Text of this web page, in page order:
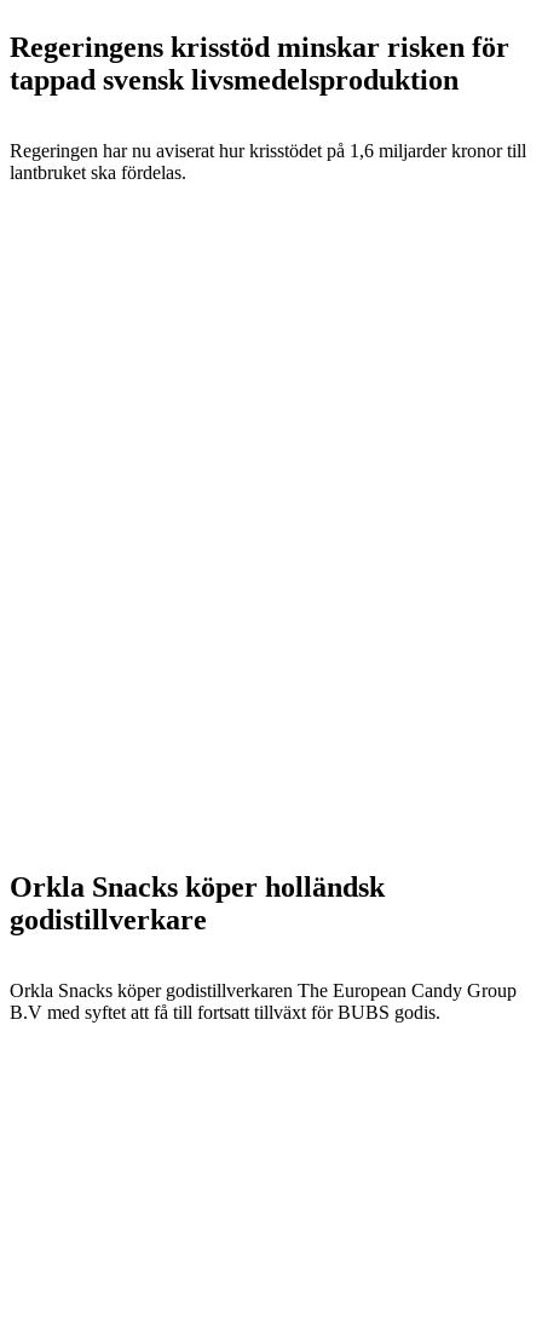
Regeringens krisstöd minskar risken för
tappad svensk livsmedelsproduktion
Regeringen har nu aviserat hur krisstödet på 1,6 miljarder kronor till
lantbruket ska fördelas.
Orkla Snacks köper holländsk
godistillverkare
Orkla Snacks köper godistillverkaren The European Candy Group
B.V med syftet att få till fortsatt tillväxt för BUBS godis.